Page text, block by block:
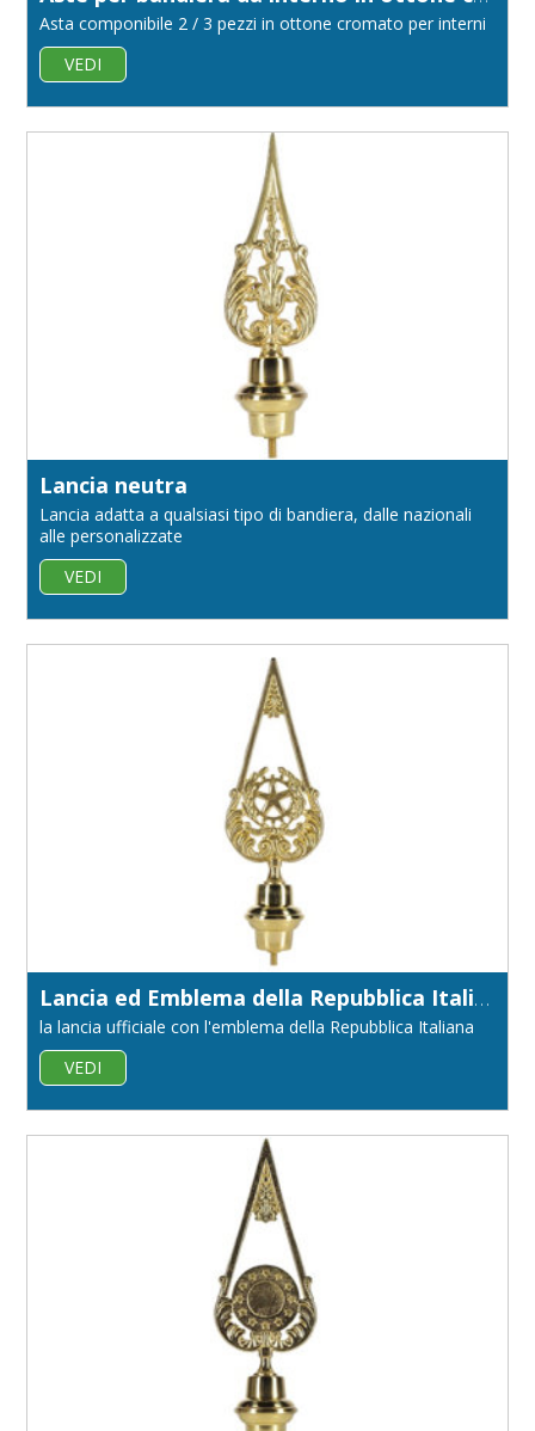
Asta componibile 2 / 3 pezzi in ottone cromato per interni
VEDI
Lancia neutra
Lancia adatta a qualsiasi tipo di bandiera, dalle nazionali
alle personalizzate
VEDI
Lancia ed Emblema della Repubblica Italiana
la lancia ufficiale con l'emblema della Repubblica Italiana
VEDI